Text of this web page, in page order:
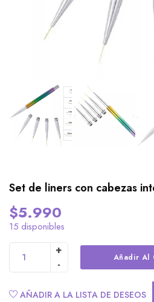
Set de liners con cabezas
$5.990
15 disponibles
Añadir Al
AÑADIR A LA LISTA DE DESEOS